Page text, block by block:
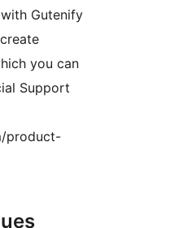
Gutenify
you can
Support
product-